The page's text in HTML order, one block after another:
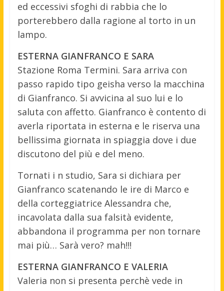
ed eccessivi sfoghi di rabbia che lo
porterebbero dalla ragione al torto in un
lampo.
ESTERNA GIANFRANCO E SARA
Stazione Roma Termini. Sara arriva con
passo rapido tipo geisha verso la macchina
di Gianfranco. Si avvicina al suo lui e lo
saluta con affetto. Gianfranco è contento di
averla riportata in esterna e le riserva una
bellissima giornata in spiaggia dove i due
discutono del più e del meno.
Tornati i n studio, Sara si dichiara per
Gianfranco scatenando le ire di Marco e
della corteggiatrice Alessandra che,
incavolata dalla sua falsità evidente,
abbandona il programma per non tornare
mai più… Sarà vero? mah!!!
ESTERNA GIANFRANCO E VALERIA
Valeria non si presenta perchè vede in